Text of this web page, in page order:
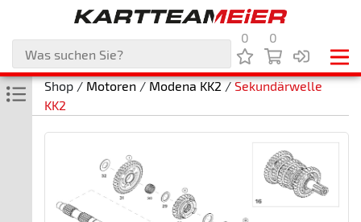
0 0
Shop /Motoren/Modena KK2/Sekundärwelle
KK2